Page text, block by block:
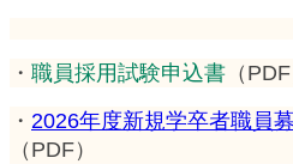
・ 職員採用試験申込書 （PDF
・ 2026年度新規学卒者職員
（PDF）